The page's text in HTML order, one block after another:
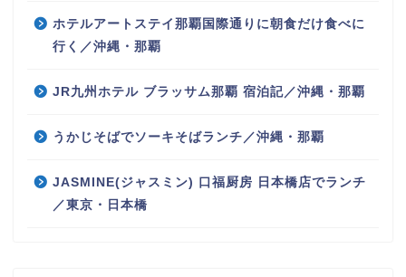
ホテルアートステイ那覇国際通りに朝食だけ食べに
行く／沖縄・那覇
JR九州ホテル ブラッサム那覇 宿泊記／沖縄・那覇
うかじそばでソーキそばランチ／沖縄・那覇
JASMINE(ジャスミン) 口福厨房 日本橋店でランチ
／東京・日本橋